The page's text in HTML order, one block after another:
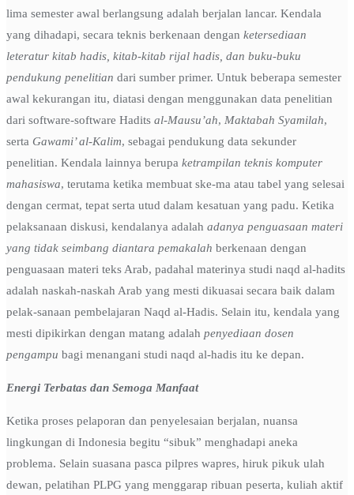
lima semester awal berlangsung adalah berjalan lancar. Kendala
yang dihadapi, secara teknis berkenaan dengan ketersediaan
leteratur kitab hadis, kitab-kitab rijal hadis, dan buku-buku
pendukung penelitian dari sumber primer. Untuk beberapa semester
awal kekurangan itu, diatasi dengan menggunakan data penelitian
dari software-software Hadits al-Mausu’ah, Maktabah Syamilah,
serta Gawami’ al-Kalim, sebagai pendukung data sekunder
penelitian. Kendala lainnya berupa ketrampilan teknis komputer
mahasiswa, terutama ketika membuat ske-ma atau tabel yang selesai
dengan cermat, tepat serta utud dalam kesatuan yang padu. Ketika
pelaksanaan diskusi, kendalanya adalah adanya penguasaan materi
yang tidak seimbang diantara pemakalah berkenaan dengan
penguasaan materi teks Arab, padahal materinya studi naqd al-hadits
adalah naskah-naskah Arab yang mesti dikuasai secara baik dalam
pelak-sanaan pembelajaran Naqd al-Hadis. Selain itu, kendala yang
mesti dipikirkan dengan matang adalah penyediaan dosen
pengampu bagi menangani studi naqd al-hadis itu ke depan.
Energi Terbatas dan Semoga Manfaat
Ketika proses pelaporan dan penyelesaian berjalan, nuansa
lingkungan di Indonesia begitu “sibuk” menghadapi aneka
problema. Selain suasana pasca pilpres wapres, hiruk pikuk ulah
dewan, pelatihan PLPG yang menggarap ribuan peserta, kuliah aktif